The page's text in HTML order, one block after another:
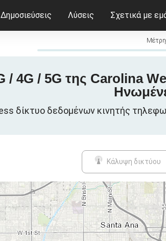
Δημοσιεύσεις Λύσεις Σχετικά με
4G / 5G της Carolina
δίκτυο δεδομένων κινητής
Κάλυψη δικτύου